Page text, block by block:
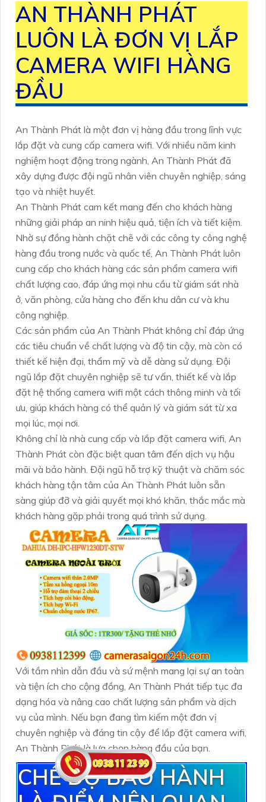
AN THÀNH PHÁT
LUÔN LÀ ĐƠN VỊ LẮP
CAMERA WIFI HÀNG
ĐẦU
An Thành Phát là một đơn vị hàng đầu trong lĩnh vực
lắp đặt và cung cấp camera wifi. Với nhiều năm kinh
nghiệm hoạt động trong ngành, An Thành Phát đã
xây dựng được đội ngũ nhân viên chuyên nghiệp, sáng
tạo và nhiệt huyết.
An Thành Phát cam kết mang đến cho khách hàng
những giải pháp an ninh hiệu quả, tiện ích và tiết kiệm.
Nhờ sự đồng hành chặt chẽ với các công ty công nghệ
hàng đầu trong nước và quốc tế, An Thành Phát luôn
cung cấp cho khách hàng các sản phẩm camera wifi
chất lượng cao, đáp ứng mọi nhu cầu từ giám sát nhà
ở, văn phòng, cửa hàng cho đến khu dân cư và khu
công nghiệp.
Các sản phẩm của An Thành Phát không chỉ đáp ứng
các tiêu chuẩn về chất lượng và độ tin cậy, mà còn có
thiết kế hiện đại, thẩm mỹ và dễ dàng sử dụng. Đội
ngũ lắp đặt chuyên nghiệp sẽ tư vấn, thiết kế và lắp
đặt hệ thống camera wifi một cách thông minh và tối
ưu, giúp khách hàng có thể quản lý và giám sát từ xa
mọi lúc, mọi nơi.
Không chỉ là nhà cung cấp và lắp đặt camera wifi, An
Thành Phát còn đặc biệt quan tâm đến dịch vụ hậu
mãi và bảo hành. Đội ngũ hỗ trợ kỹ thuật và chăm sóc
khách hàng tận tâm của An Thành Phát luôn sẵn
sàng giúp đỡ và giải quyết mọi khó khăn, thắc mắc mà
khách hàng gặp phải trong quá trình sử dụng.
Với tầm nhìn dẫn đầu và sứ mệnh mang lại sự an toàn
và tiện ích cho cộng đồng, An Thành Phát tiếp tục đa
dạng hóa và nâng cao chất lượng sản phẩm và dịch
vụ của mình. Nếu bạn đang tìm kiếm một đơn vị
chuyên nghiệp và đáng tin cậy để lắp đặt camera wifi,
An Thành Phát là lựa chọn hàng đầu của bạn.
CHẾ ĐỘ BẢO HÀNH